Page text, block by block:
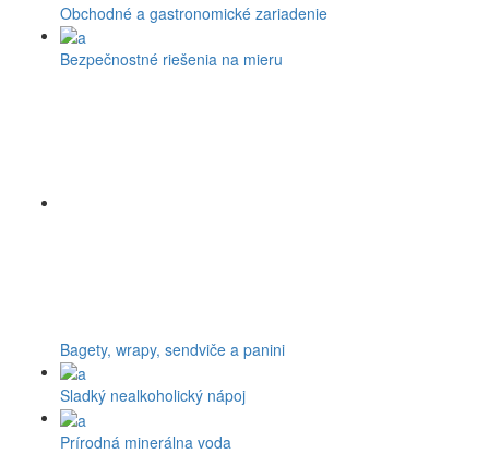
Obchodné a gastronomické zariadenie
Bezpečnostné riešenia na mieru
Bagety, wrapy, sendviče a panini
Sladký nealkoholický nápoj
Prírodná minerálna voda